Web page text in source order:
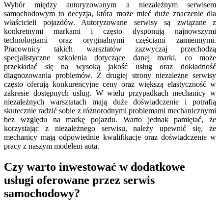
Wybór między autoryzowanym a niezależnym serwisem
samochodowym to decyzja, która może mieć duże znaczenie dla
właścicieli pojazdów. Autoryzowane serwisy są związane z
konkretnymi markami i często dysponują najnowszymi
technologiami oraz oryginalnymi częściami zamiennymi.
Pracownicy takich warsztatów zazwyczaj przechodzą
specjalistyczne szkolenia dotyczące danej marki, co może
przekładać się na wysoką jakość usług oraz dokładność
diagnozowania problemów. Z drugiej strony niezależne serwisy
często oferują konkurencyjne ceny oraz większą elastyczność w
zakresie dostępnych usług. W wielu przypadkach mechanicy w
niezależnych warsztatach mają duże doświadczenie i potrafią
skutecznie radzić sobie z różnorodnymi problemami mechanicznymi
bez względu na markę pojazdu. Warto jednak pamiętać, że
korzystając z niezależnego serwisu, należy upewnić się, że
mechanicy mają odpowiednie kwalifikacje oraz doświadczenie w
pracy z naszym modelem auta.
Czy warto inwestować w dodatkowe
usługi oferowane przez serwis
samochodowy?